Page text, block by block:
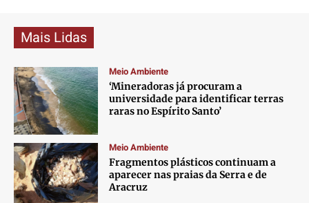
Mais Lidas
Meio Ambiente
‘Mineradoras já procuram a
universidade para identificar terras
raras no Espírito Santo’
Meio Ambiente
Fragmentos plásticos continuam a
aparecer nas praias da Serra e de
Aracruz